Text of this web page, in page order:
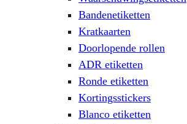
Bandenetiketten
Kratkaarten
Doorlopende rollen
ADR etiketten
Ronde etiketten
Kortingsstickers
Blanco etiketten